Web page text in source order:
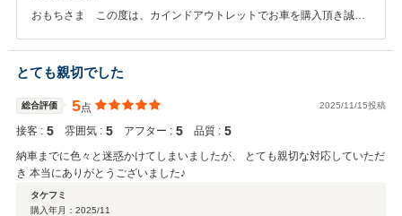
おもちさま この度は、カインドアウトレットでお車を購入頂き誠に
か御座いましたらお気軽にご連絡下さい。今後とも末永いお付き合い
の程宜しくお願い致します。
とても親切でした
総合評価 5点 2025/11/15投稿
接客 : 5 雰囲気 : 5 アフター : 5 品質 : 5
納車までに色々と迷惑かけてしまいましたが、 とても親切な対応していただ
き 本当にありがとうございました♪
タケフミ
購入年月： 2025/11